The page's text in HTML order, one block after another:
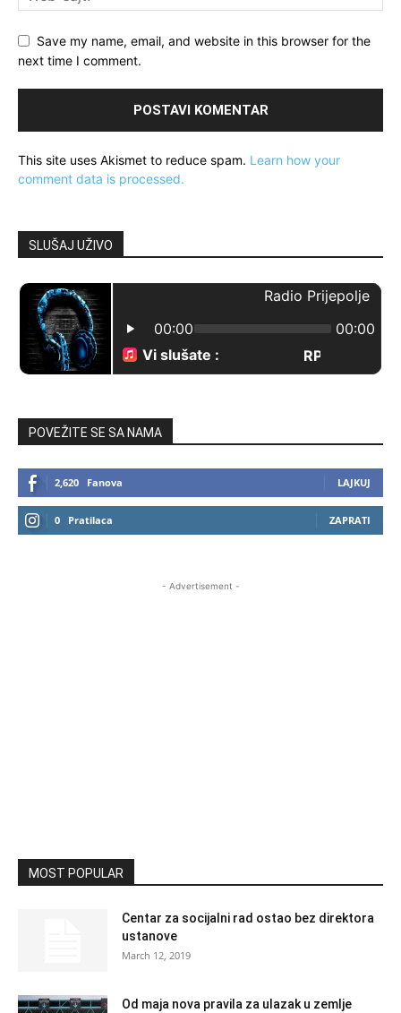
Save my name, email, and website in this browser for the
next time I comment.
This site uses Akismet to reduce spam. Learn how your
comment data is processed.
SLUŠAJ UŽIVO
POVEŽITE SE SA NAMA
2,620 Fanova LAJKUJ
0 Pratilaca ZAPRATI
- Advertisement -
MOST POPULAR
Centar za socijalni rad ostao bez direktora
ustanove
March 12, 2019
Od maja nova pravila za ulazak u zemlje